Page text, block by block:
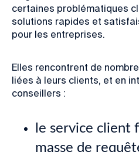
certaines problématiques
solutions rapides et
pour les entreprises.
Elles rencontrent de
liées à leurs clients, et en
conseillers :
le service client
masse de